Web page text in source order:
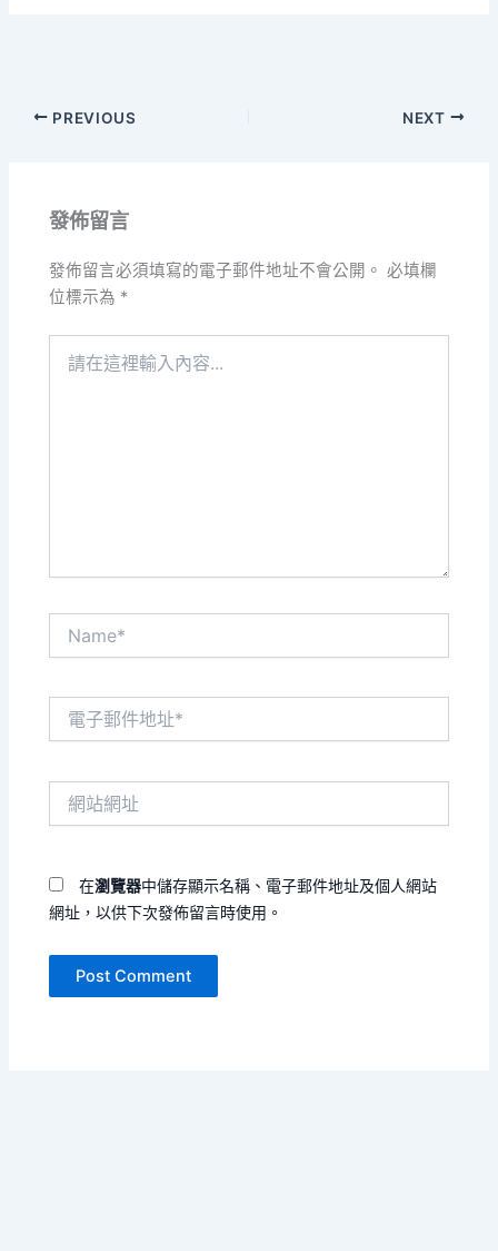
PREVIOUS NEXT
發佈留言
發佈留言必須填寫的電子郵件地址不會公開。 必填欄
位標示為 *
在瀏覽器中儲存顯示名稱、電子郵件地址及個人網站
網址，以供下次發佈留言時使用。